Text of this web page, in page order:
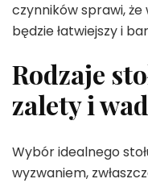
czynników sprawi,
będzie łatwiejszy i
Rodzaje
zalety i
Wybór idealnego
wyzwaniem,